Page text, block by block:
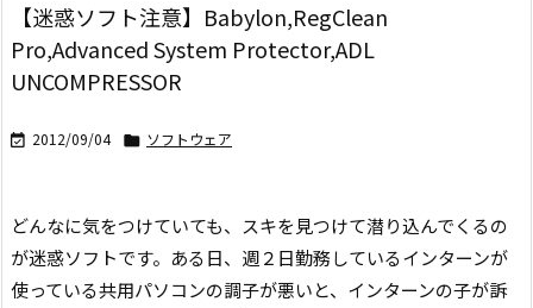
【迷惑ソフト注意】Babylon,RegClean
Pro,Advanced System Protector,ADL
UNCOMPRESSOR
 2012/09/04  ソフトウェア
どんなに気をつけていても、スキを見つけて潜り込んでくるの
が迷惑ソフトです。 ある日、週２日勤務しているインターンが
使っている共用パソコンの調子が悪いと、インターンの子が訴